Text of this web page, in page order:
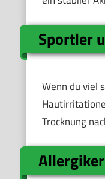
Sportler
Wenn du viel
Trocknung